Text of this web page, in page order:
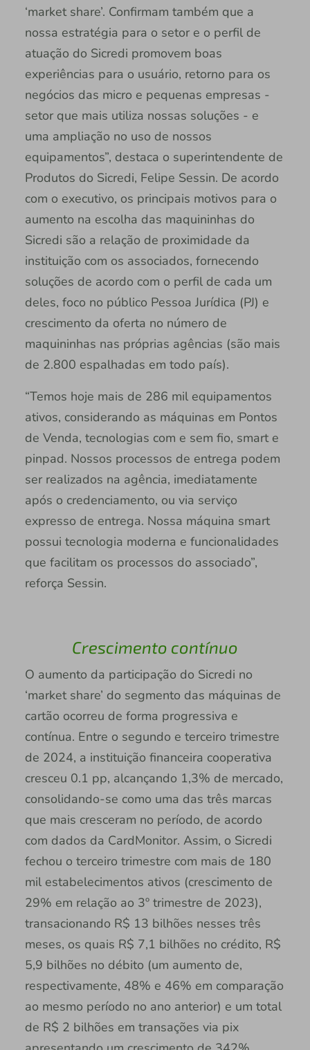
‘market share’. Confirmam também que a
nossa estratégia para o setor e o perfil de
atuação do Sicredi promovem boas
experiências para o usuário, retorno para os
negócios das micro e pequenas empresas -
setor que mais utiliza nossas soluções - e
uma ampliação no uso de nossos
equipamentos”, destaca o superintendente de
Produtos do Sicredi, Felipe Sessin. De acordo
com o executivo, os principais motivos para o
aumento na escolha das maquininhas do
Sicredi são a relação de proximidade da
instituição com os associados, fornecendo
soluções de acordo com o perfil de cada um
deles, foco no público Pessoa Jurídica (PJ) e
crescimento da oferta no número de
maquininhas nas próprias agências (são mais
de 2.800 espalhadas em todo país).
“Temos hoje mais de 286 mil equipamentos
ativos, considerando as máquinas em Pontos
de Venda, tecnologias com e sem fio, smart e
pinpad. Nossos processos de entrega podem
ser realizados na agência, imediatamente
após o credenciamento, ou via serviço
expresso de entrega. Nossa máquina smart
possui tecnologia moderna e funcionalidades
que facilitam os processos do associado”,
reforça Sessin.
Crescimento contínuo
O aumento da participação do Sicredi no
‘market share’ do segmento das máquinas de
cartão ocorreu de forma progressiva e
contínua. Entre o segundo e terceiro trimestre
de 2024, a instituição financeira cooperativa
cresceu 0.1 pp, alcançando 1,3% de mercado,
consolidando-se como uma das três marcas
que mais cresceram no período, de acordo
com dados da CardMonitor. Assim, o Sicredi
fechou o terceiro trimestre com mais de 180
mil estabelecimentos ativos (crescimento de
29% em relação ao 3º trimestre de 2023),
transacionando R$ 13 bilhões nesses três
meses, os quais R$ 7,1 bilhões no crédito, R$
5,9 bilhões no débito (um aumento de,
respectivamente, 48% e 46% em comparação
ao mesmo período no ano anterior) e um total
de R$ 2 bilhões em transações via pix